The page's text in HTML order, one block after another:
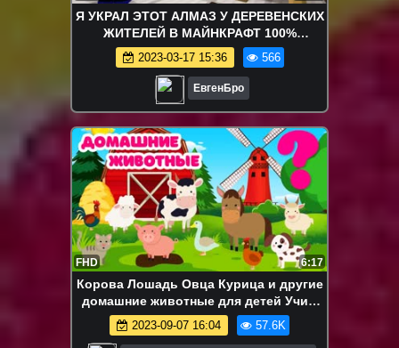
Я УКРАЛ ЭТОТ АЛМАЗ У ДЕРЕВЕНСКИХ
ЖИТЕЛЕЙ В МАЙНКРАФТ 100%
ТРОЛЛИНГ ЛОВУШКА MINECRAFT
АЛМАЗ В МАЙН
2023-03-17 15:36 566
ЕвгенБро
FHD 6:17
Корова Лошадь Овца Курица и другие
домашние животные для детей Учим
звуки животных
2023-09-07 16:04 57.6K